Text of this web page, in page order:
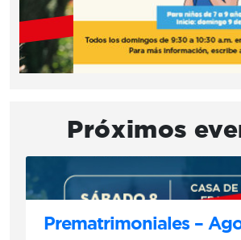
Próximos
Prematrimoniales –